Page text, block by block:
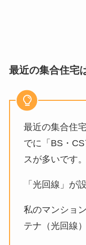
最近の集合住宅
最近の集合住
でに「BS・
スが多いです。
「光回線」が
私のマンショ
テナ（光回線